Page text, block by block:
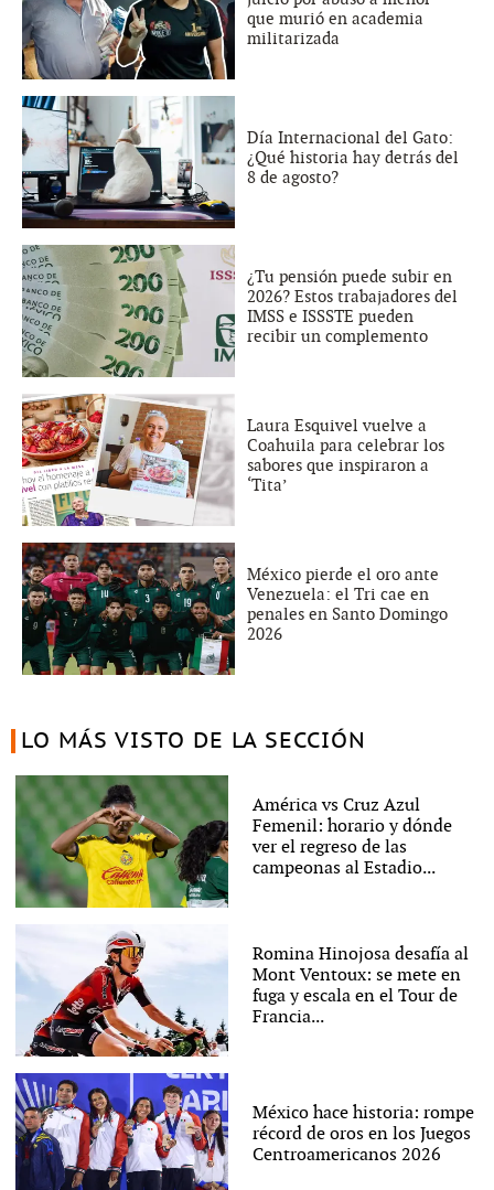
que murió en academia
militarizada
Día Internacional del Gato:
¿Qué historia hay detrás del
8 de agosto?
¿Tu pensión puede subir en
2026? Estos trabajadores del
IMSS e ISSSTE pueden
recibir un complemento
Laura Esquivel vuelve a
Coahuila para celebrar los
sabores que inspiraron a
‘Tita’
México pierde el oro ante
Venezuela: el Tri cae en
penales en Santo Domingo
2026
LO MÁS VISTO DE LA SECCIÓN
América vs Cruz Azul
Femenil: horario y dónde
ver el regreso de las
campeonas al Estadio...
Romina Hinojosa desafía al
Mont Ventoux: se mete en
fuga y escala en el Tour de
Francia...
México hace historia: rompe
récord de oros en los Juegos
Centroamericanos 2026